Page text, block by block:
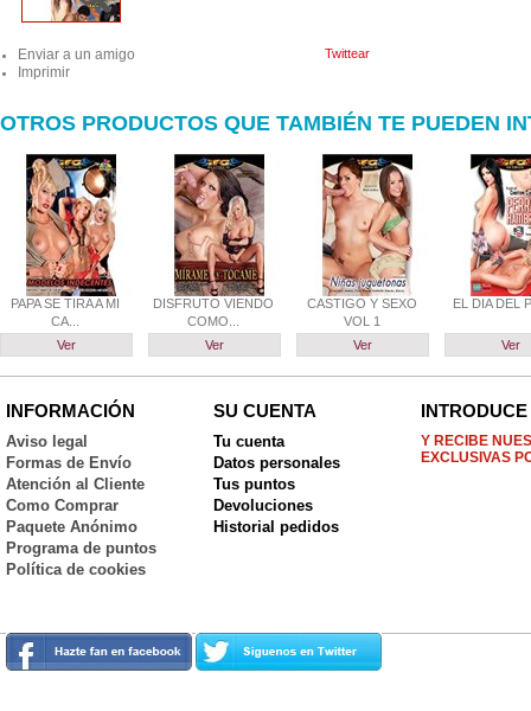
Enviar a un amigo
Imprimir
Twittear
OTROS PRODUCTOS QUE TAMBIÉN TE PUEDEN
PAPA SE TIRA A MI
CA...
Ver
DISFRUTO VIENDO
COMO...
Ver
CASTIGO Y SEXO
VOL 1
Ver
EL DIA DEL
Ver
INFORMACIÓN
Aviso legal
Formas de Envío
Atención al Cliente
Como Comprar
Paquete Anónimo
Programa de puntos
Política de cookies
SU CUENTA
Tu cuenta
Datos personales
Tus puntos
Devoluciones
Historial pedidos
Y RECIBE
EXCLUSIVAS